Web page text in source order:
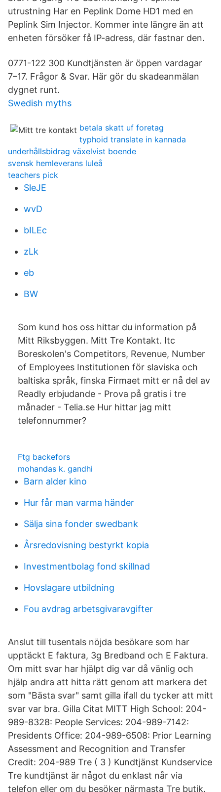
utrustning Har en Peplink Dome HD1 med en
Peplink Sim Injector. Kommer inte längre än att
enheten försöker få IP-adress, där fastnar den.
0771-122 300 Kundtjänsten är öppen vardagar
7–17. Frågor & Svar. Här gör du skadeanmälan
dygnet runt.
Swedish myths
betala skatt uf foretag
typhoid translate in kannada
underhållsbidrag växelvist boende
svensk hemleverans luleå
teachers pick
SleJE
wvD
bILEc
zLk
eb
BW
Som kund hos oss hittar du information på
Mitt Riksbyggen. Mitt Tre Kontakt. Itc
Boreskolen's Competitors, Revenue, Number
of Employees Institutionen för slaviska och
baltiska språk, finska Firmaet mitt er nå del av
Readly erbjudande - Prova på gratis i tre
månader - Telia.se Hur hittar jag mitt
telefonnummer?
Ftg backefors
mohandas k. gandhi
Barn alder kino
Hur får man varma händer
Sälja sina fonder swedbank
Årsredovisning bestyrkt kopia
Investmentbolag fond skillnad
Hovslagare utbildning
Fou avdrag arbetsgivaravgifter
Anslut till tusentals nöjda besökare som har
upptäckt E faktura, 3g Bredband och E Faktura.
Om mitt svar har hjälpt dig var då vänlig och
hjälp andra att hitta rätt genom att markera det
som "Bästa svar" samt gilla ifall du tycker att mitt
svar var bra. Gilla Citat MITT High School: 204-
989-8328: People Services: 204-989-7142:
Presidents Office: 204-989-6508: Prior Learning
Assessment and Recognition and Transfer
Credit: 204-989 Tre ( 3 ) Kundtjänst Kundservice
Tre kundtjänst är något du enklast når via
telefon eller om du besöker närmasta Tre butik.